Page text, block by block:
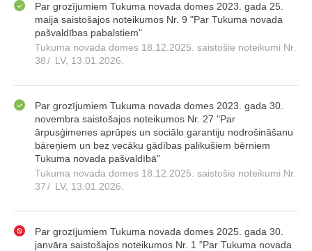
Par grozījumiem Tukuma novada domes 2023. gada 25.
maija saistošajos noteikumos Nr. 9 "Par Tukuma novada
pašvaldības pabalstiem"
Tukuma novada domes 18.12.2025. saistošie noteikumi Nr.
38/ LV, 13.01.2026.
Par grozījumiem Tukuma novada domes 2023. gada 30.
novembra saistošajos noteikumos Nr. 27 "Par
ārpusģimenes aprūpes un sociālo garantiju nodrošināšanu
bāreņiem un bez vecāku gādības palikušiem bērniem
Tukuma novada pašvaldībā"
Tukuma novada domes 18.12.2025. saistošie noteikumi Nr.
37/ LV, 13.01.2026.
Par grozījumiem Tukuma novada domes 2025. gada 30.
janvāra saistošajos noteikumos Nr. 1 "Par Tukuma novada